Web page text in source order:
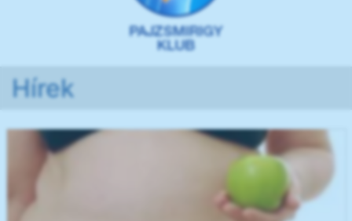
Hírek